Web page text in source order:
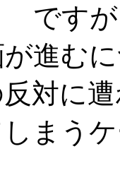
です
進む
対に
まう